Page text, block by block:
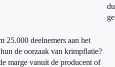
25.000 deelnemers aan het
de oorzaak van krimpflatie?
marge vanuit de producent of